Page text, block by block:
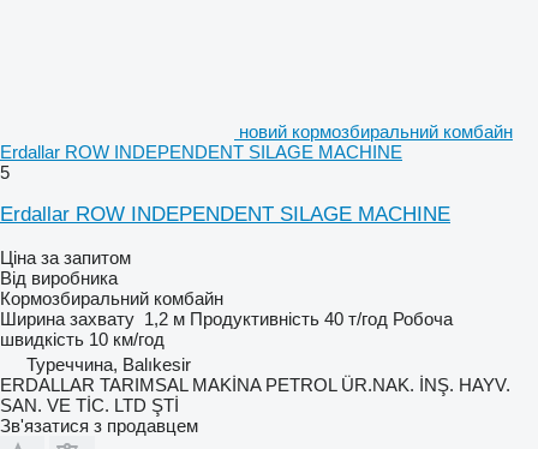
новий кормозбиральний комбайн
Erdallar ROW INDEPENDENT SILAGE MACHINE
5
Erdallar ROW INDEPENDENT SILAGE MACHINE
Ціна за запитом
Від виробника
Кормозбиральний комбайн
Ширина захвату 1,2 м Продуктивність 40 т/год Робоча
швидкість 10 км/год
Туреччина, Balıkesir
ERDALLAR TARIMSAL MAKİNA PETROL ÜR.NAK. İNŞ. HAYV.
SAN. VE TİC. LTD ŞTİ
Зв'язатися з продавцем